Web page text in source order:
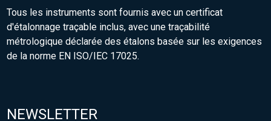
Tous les instruments sont fournis avec un certificat
d'étalonnage traçable inclus, avec une traçabilité
métrologique déclarée des étalons basée sur les exigences
de la norme EN ISO/IEC 17025.
NEWSLETTER